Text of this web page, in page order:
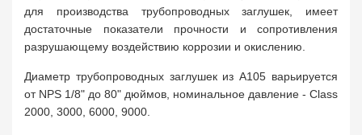
для производства трубопроводных заглушек, имеет
достаточные показатели прочности и сопротивления
разрушающему воздействию коррозии и окислению.
Диаметр трубопроводных заглушек из A105 варьируется
от NPS 1/8" до 80" дюймов, номинальное давление - Class
2000, 3000, 6000, 9000.